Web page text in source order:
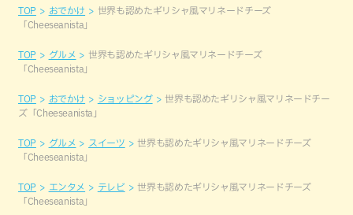
TOP おでかけ
世界も認めたギリシャ風マリネードチーズ
「Cheeseanista」
TOP グルメ
世界も認めたギリシャ風マリネードチーズ
「Cheeseanista」
TOP おでかけ ショッピング
世界も認めたギリシャ風マリネードチー
ズ「Cheeseanista」
TOP グルメ スイーツ
世界も認めたギリシャ風マリネードチーズ
「Cheeseanista」
TOP エンタメ テレビ
世界も認めたギリシャ風マリネードチーズ
「Cheeseanista」